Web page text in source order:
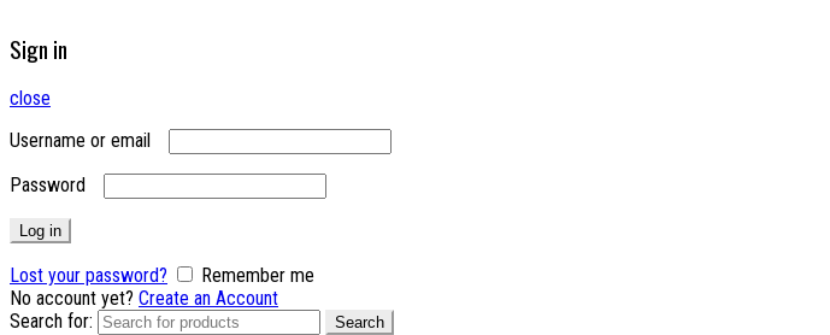
Sign in
close
Username or email
Password
Log in
Lost your password?
Remember me
No account yet? Create an Account
Search for:
Search